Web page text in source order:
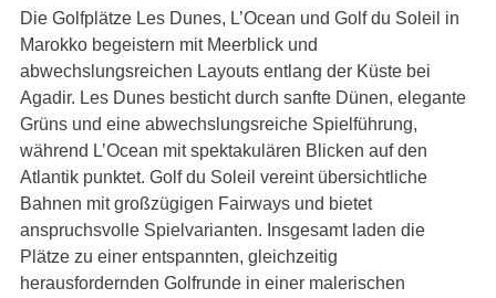
Die Golfplätze Les Dunes, L’Ocean und Golf du Soleil in
Marokko begeistern mit Meerblick und
abwechslungsreichen Layouts entlang der Küste bei
Agadir. Les Dunes besticht durch sanfte Dünen, elegante
Grüns und eine abwechslungsreiche Spielführung,
während L’Ocean mit spektakulären Blicken auf den
Atlantik punktet. Golf du Soleil vereint übersichtliche
Bahnen mit großzügigen Fairways und bietet
anspruchsvolle Spielvarianten. Insgesamt laden die
Plätze zu einer entspannten, gleichzeitig
herausfordernden Golfrunde in einer malerischen